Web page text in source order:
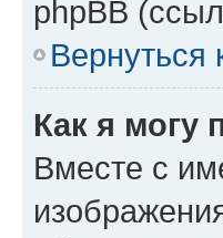
phpBB
Вернуться
Как я могу
Вместе с